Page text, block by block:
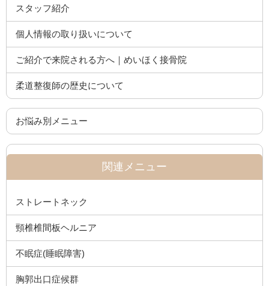
スタッフ紹介
個人情報の取り扱いについて
ご紹介で来院される方へ｜めいほく接骨院
柔道整復師の歴史について
お悩み別メニュー
関連メニュー
ストレートネック
頸椎椎間板ヘルニア
不眠症(睡眠障害)
胸郭出口症候群